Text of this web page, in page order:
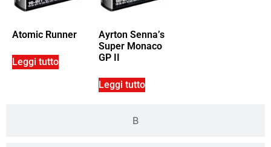
B
Atomic Runner
Leggi tutto
Ayrton Senna’s
Super Monaco
GP II
Leggi tutto